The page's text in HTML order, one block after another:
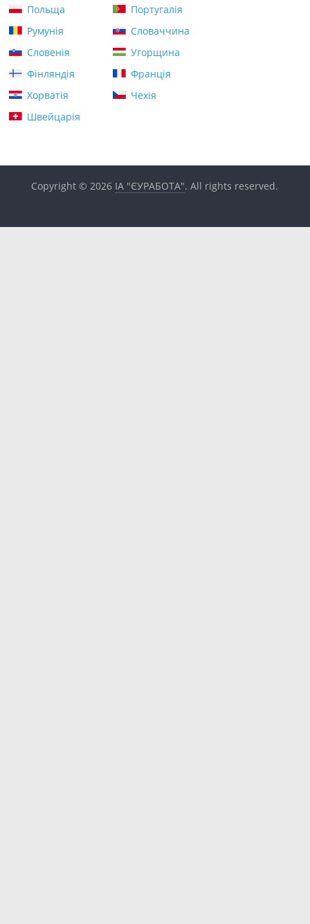
Польща
Португалія
Румунія
Словаччина
Словенія
Угорщина
Фінляндія
Франція
Хорватія
Чехія
Швейцарія
Copyright © 2026 ІА "ЄУРАБОТА". All rights reserved.